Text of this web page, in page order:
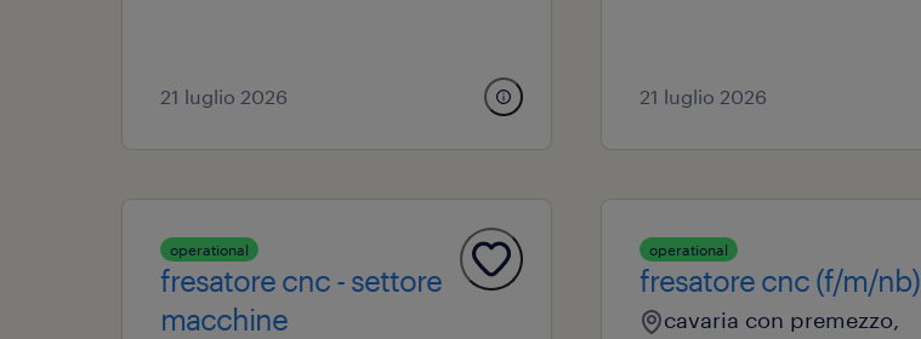
21 luglio 2026 21 luglio 2026
operational
fresatore cnc - settore
macchine
operational
fresatore cnc (f/m/nb)
cavaria con premezzo,